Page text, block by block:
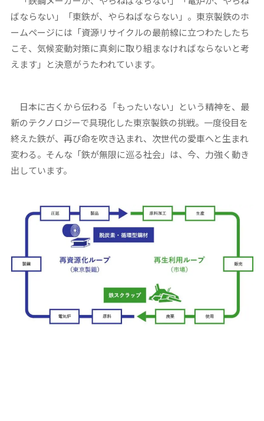
ばならない」「東鉄が、やらねばならない」。東京製鉄のホ
ームページには「資源リサイクルの最前線に立つわたしたち
こそ、気候変動対策に真剣に取り組まなければならないと考
えます」と決意がうたわれています。
日本に古くから伝わる「もったいない」という精神を、最
新のテクノロジーで具現化した東京製鉄の挑戦。一度役目を
終えた鉄が、再び命を吹き込まれ、次世代の愛車へと生まれ
変わる。そんな「鉄が無限に巡る社会」は、今、力強く動き
出しています。